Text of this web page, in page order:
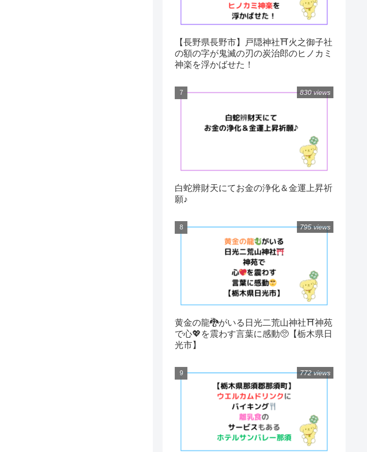
【長野県長野市】戸隠神社⛩火之御子社
の額の字が鬼滅の刃の炭治郎のヒノカミ
神楽を浮かばせた！
白蛇辨財天にてお金の浄化＆金運上昇祈
願♪
830 views
黄金の龍🐉がいる日光二荒山神社⛩神苑
で心💖を震わす言葉に感動🥺【栃木県日
光市】
795 views
772 views